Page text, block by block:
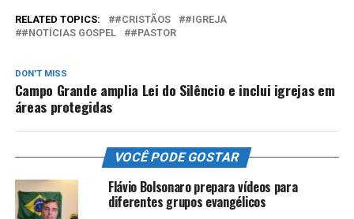
RELATED TOPICS: #CRISTÃOS
#IGREJA
#NOTÍCIAS GOSPEL
#PASTOR
DON'T MISS
Campo Grande amplia Lei do Silêncio e inclui igrejas em
áreas protegidas
VOCÊ PODE GOSTAR
Flávio Bolsonaro prepara vídeos para
diferentes grupos evangélicos